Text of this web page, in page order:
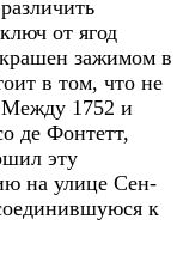
от ягод
зажимом в
в том, что не
Между 1752 и
де Фонтетт,
эту
на улице Сен-
к